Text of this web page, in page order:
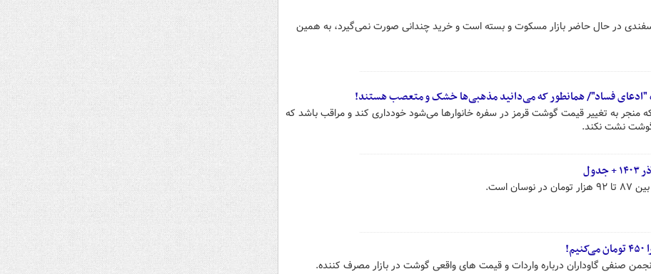
در حال حاضر بازار مسکوت و بسته است و خرید چندانی صورت نمی‌گیرد، به همین
منجر به تغییر قیمت گوشت قرمز در سفره خانوارها می‌شود خودداری کند و مراقب باشد که
گوشت نشت نکند.
است.
صنفی گاوداران درباره واردات و قیمت های واقعی گوشت در بازار مصرف کننده.